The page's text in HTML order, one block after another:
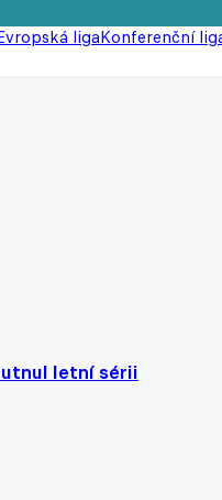
ligaKonferenční
letní sérii